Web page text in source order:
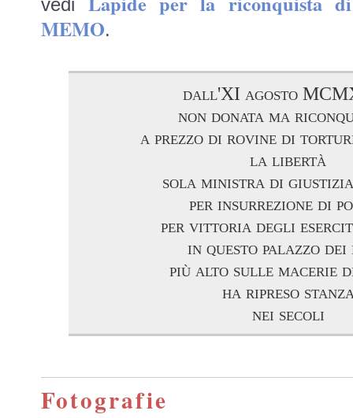
vedi
MEMO.
dall'XI agosto
non donata ma
a prezzo di rovine di
la libertà
sola ministra di
per insurrezione di
per vittoria degli
in questo palazzo dei
più alto sulle macerie
ha ripreso
nei secoli
Fotografie